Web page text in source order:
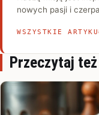
nowych pasji i
WSZYSTKIE
Przeczytaj też